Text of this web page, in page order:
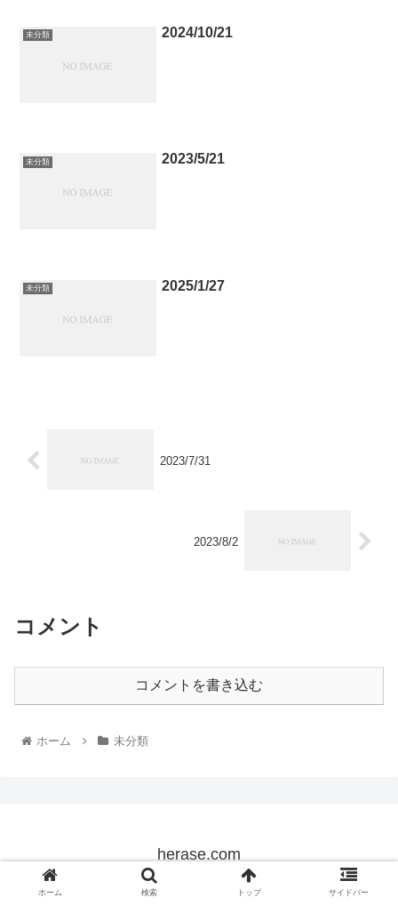
未分類 2024/10/21
未分類 2023/5/21
未分類 2025/1/27
2023/7/31
2023/8/2
コメント
コメントを書き込む
ホーム 未分類
herase.com
© 2022 herase.com.
ホーム 検索 トップ サイドバー